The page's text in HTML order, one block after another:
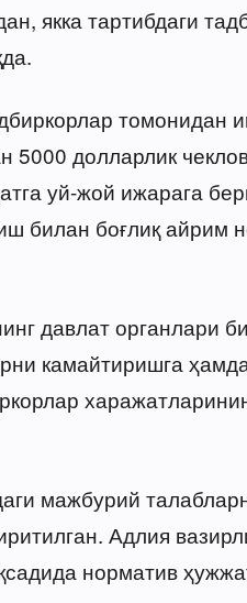
якка тартибдаги
томонидан
5000 долларлик
уй-жой ижарага
билан боғлиқ айрим
давлат органлари
камайтиришга
мажбурий
Адлия
норматив